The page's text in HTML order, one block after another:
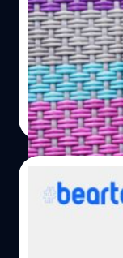
Totallee แบรนด์
iPhone 9 หรือ
ตอกย้ำข่าวลือที่ดี
รอย iPhone 8 ค่
marketplace รา
เริ่มมีร้านทยอยกั
แล้วเช่นกัน เบื้อง
iPhone 9
ดอลลาร์ โดยจ
วางจำหน่าย 3
รุ่นความจุ 64 gb
ณัฐพันธ์ ส่งวิรุฬห์|
Read More
iPhone 9 เ